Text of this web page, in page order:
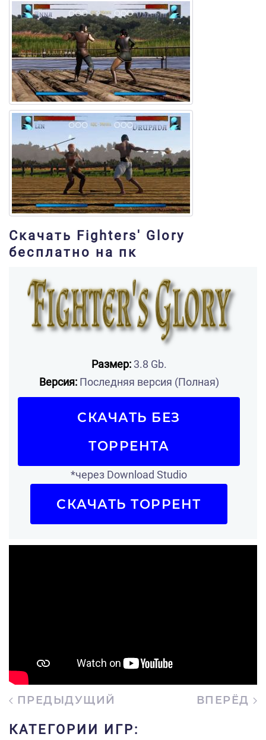
Скачать Fighters' Glory
бесплатно на пк
Размер:3.8 Gb.
Версия:Последняя версия (Полная)
СКАЧАТЬ БЕЗ
ТОРРЕНТА
*через Download Studio
СКАЧАТЬ ТОРРЕНТ
ПРЕДЫДУЩИЙ ВПЕРЁД
КАТЕГОРИИ ИГР: